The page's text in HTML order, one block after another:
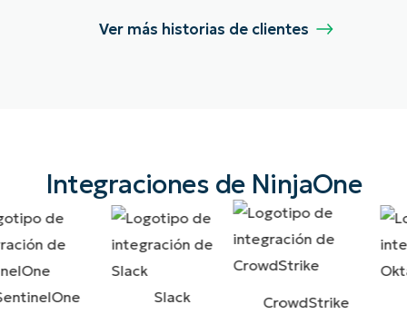
Ver más historias de clientes
Integraciones de NinjaOne
Slack CrowdStrike